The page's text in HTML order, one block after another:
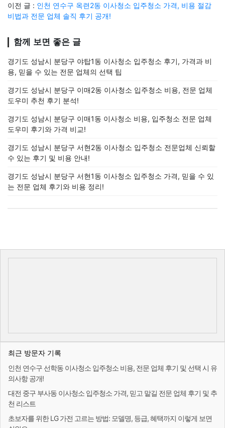
이전 글 : 인천 연수구 옥련2동 이사청소 입주청소 가격, 비용 절감
비법과 전문 업체 솔직 후기 공개!
함께 보면 좋은 글
경기도 성남시 분당구 야탑1동 이사청소 입주청소 후기, 가격과 비
용, 믿을 수 있는 전문 업체의 선택 팁
경기도 성남시 분당구 이매2동 이사청소 입주청소 비용, 전문 업체
도우미 추천 후기 분석!
경기도 성남시 분당구 이매1동 이사청소 비용, 입주청소 전문 업체
도우미 후기와 가격 비교!
경기도 성남시 분당구 서현2동 이사청소 입주청소 전문업체 신뢰할
수 있는 후기 및 비용 안내!
경기도 성남시 분당구 서현1동 이사청소 입주청소 가격, 믿을 수 있
는 전문 업체 후기와 비용 정리!
최근 방문자 기록
인천 연수구 선학동 이사청소 입주청소 비용, 전문 업체 후기 및 선택 시 유
의사항 공개!
대전 중구 부사동 이사청소 입주청소 가격, 믿고 맡길 전문 업체 후기 및 추
천 리스트
초보자를 위한 LG 가전 고르는 방법: 모델명, 등급, 혜택까지 이렇게 보면